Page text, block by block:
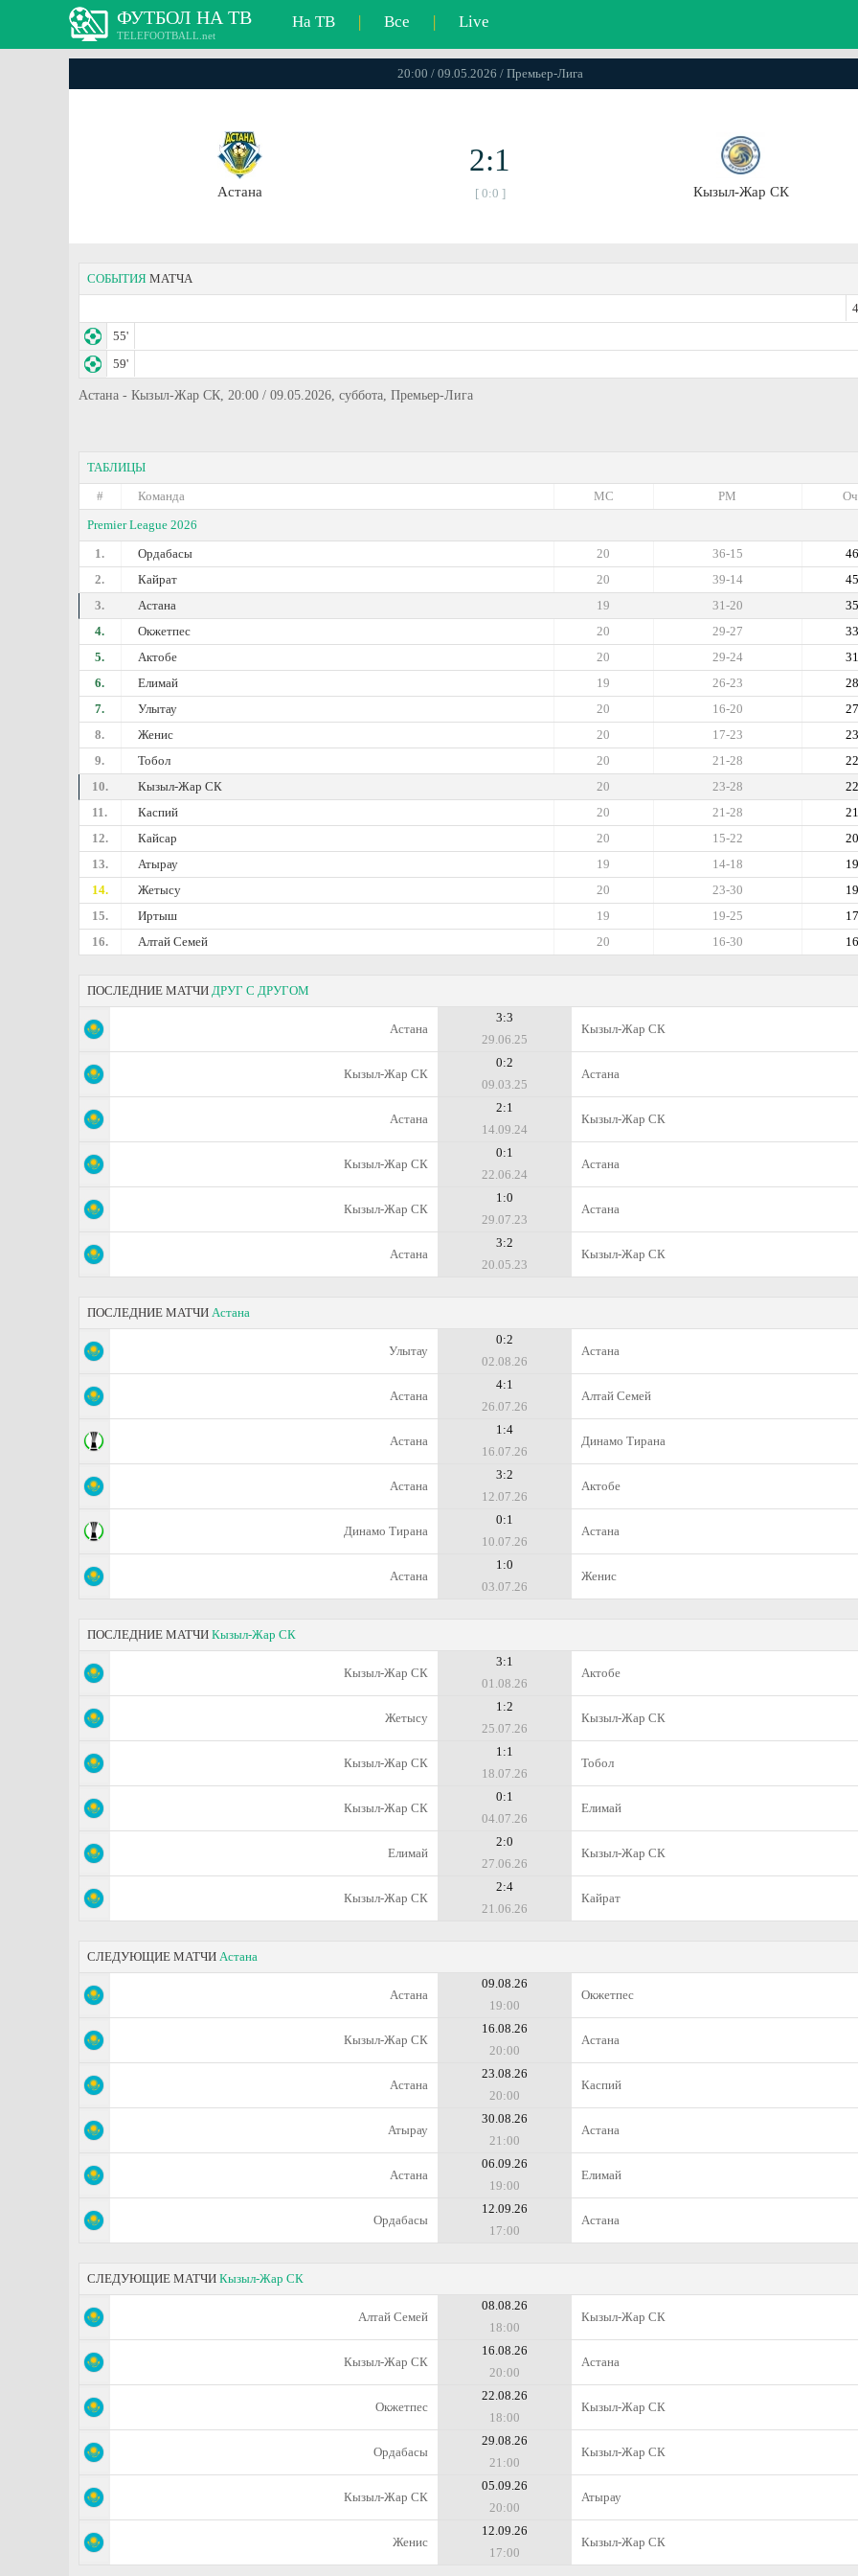
ФУТБОЛ НА ТВ
TELEFOOTBALL.net
На ТВ | Все | Live
20:00 / 09.05.2026 / Премьер-Лига
Астана
2:1
[ 0:0 ] Кызыл-Жар СК
СОБЫТИЯ МАТЧА
55'
59'
Астана - Кызыл-Жар СК, 20:00 / 09.05.2026, суббота, Премьер-Лига
ТАБЛИЦЫ
#
Команда РМ
МС
Premier League 2026
1.
Ордабасы 46
36-15
20
2.
Кайрат 45
39-14
20
3.
Астана 35
31-20
19
4.
Окжетпес 33
29-27
20
5.
Актобе 31
29-24
20
6.
Елимай 28
26-23
19
7.
Улытау 27
16-20
20
8.
Женис 23
17-23
20
9.
Тобол 22
21-28
20
10.
Кызыл-Жар СК 22
23-28
20
11.
Каспий 21
21-28
20
12.
Кайсар 20
15-22
20
13.
Атырау 19
14-18
19
14.
Жетысу 19
23-30
20
15.
Иртыш 17
19-25
19
16.
Алтай Семей 16
16-30
20
ПОСЛЕДНИЕ МАТЧИ ДРУГ С ДРУГОМ
Астана
3:3
29.06.25
Кызыл-Жар СК
Кызыл-Жар СК
0:2
09.03.25
Астана
Астана
2:1
14.09.24
Кызыл-Жар СК
Кызыл-Жар СК
0:1
22.06.24
Астана
Кызыл-Жар СК
1:0
29.07.23
Астана
Астана
3:2
20.05.23
Кызыл-Жар СК
ПОСЛЕДНИЕ МАТЧИ Астана
Улытау
0:2
02.08.26
Астана
Астана
4:1
26.07.26
Алтай Семей
Астана
1:4
16.07.26
Динамо Тирана
Астана
3:2
12.07.26
Актобе
Динамо Тирана
0:1
10.07.26
Астана
Астана
1:0
03.07.26
Женис
ПОСЛЕДНИЕ МАТЧИ Кызыл-Жар СК
Кызыл-Жар СК
3:1
01.08.26
Актобе
Жетысу
1:2
25.07.26
Кызыл-Жар СК
Кызыл-Жар СК
1:1
18.07.26
Тобол
Кызыл-Жар СК
0:1
04.07.26
Елимай
Елимай
2:0
27.06.26
Кызыл-Жар СК
Кызыл-Жар СК
2:4
21.06.26
Кайрат
СЛЕДУЮЩИЕ МАТЧИ Астана
Астана
09.08.26
19:00
Окжетпес
Кызыл-Жар СК
16.08.26
20:00
Астана
Астана
23.08.26
20:00
Каспий
Атырау
30.08.26
21:00
Астана
Астана
06.09.26
19:00
Елимай
Ордабасы
12.09.26
17:00
Астана
СЛЕДУЮЩИЕ МАТЧИ Кызыл-Жар СК
Алтай Семей
08.08.26
18:00
Кызыл-Жар СК
Кызыл-Жар СК
16.08.26
20:00
Астана
Окжетпес
22.08.26
18:00
Кызыл-Жар СК
Ордабасы
29.08.26
21:00
Кызыл-Жар СК
Кызыл-Жар СК
05.09.26
20:00
Атырау
Женис
12.09.26
17:00
Кызыл-Жар СК